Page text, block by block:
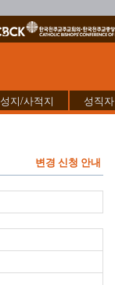
성지/사적지 성직자
변경 신청 안내